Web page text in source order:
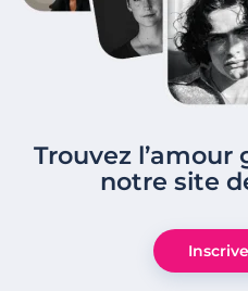
3 minutes
Rencontre à Issy-les-
Trouvez
notre site